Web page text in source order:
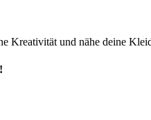
Kreativität und nähe deine